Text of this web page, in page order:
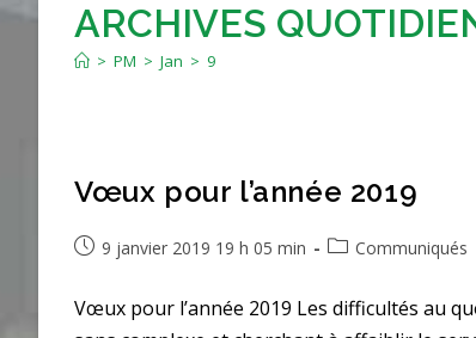
ARCHIVES
> PM > Jan > 9
Vœux pour l’année 2019
Publication
9 janvier 2019 19 h 05 min
PostCommuniqués
Vœux pour l’année 2019 Les difficultés au